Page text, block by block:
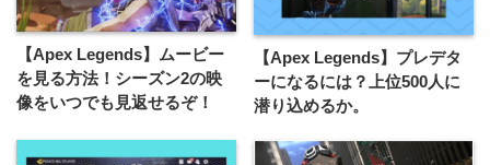
【Apex Legends】ムービー
を見る方法！シーズン2の映
像をいつでも見返せるぞ！
【Apex Legends】プレデタ
ーになるには？上位500人に
潜り込めるか。